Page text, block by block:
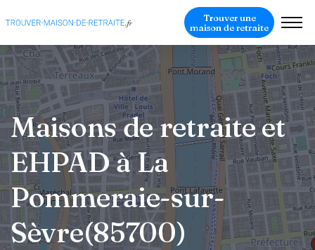
Trouver une
maison de retraite
Maisons de retraite et
EHPAD à La
Pommeraie-sur-
Sèvre(85700)